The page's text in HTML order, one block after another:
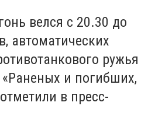
велся с 20.30 до
автоматических
ружья
и погибших,
в пресс-